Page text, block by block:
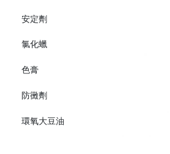
安定劑
氯化蠟
色膏
防黴劑
環氧大豆油